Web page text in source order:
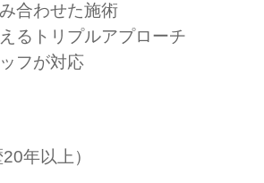
合わせた施術
るトリプルアプローチ
フが対応
年以上）